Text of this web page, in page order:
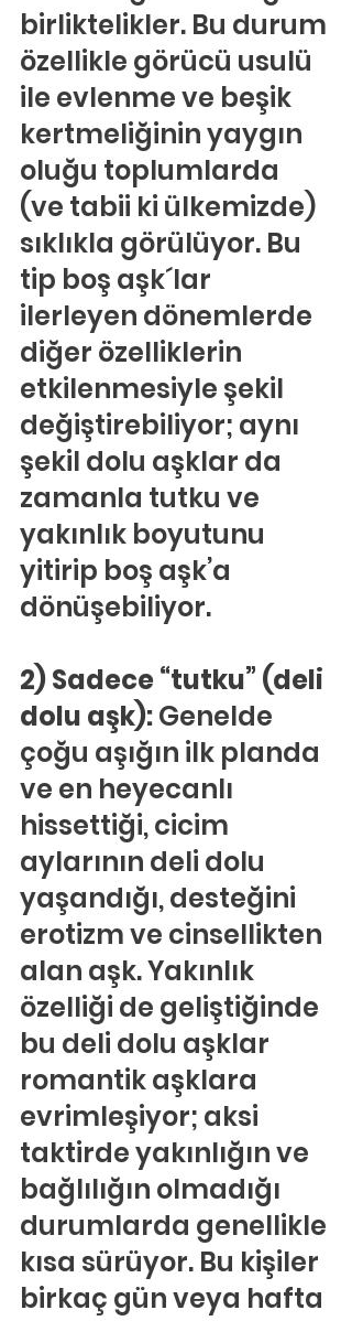
birliktelikler. Bu durum
özellikle görücü usulü
ile evlenme ve beşik
kertmeliğinin yaygın
oluğu toplumlarda
(ve tabii ki ülkemizde)
sıklıkla görülüyor. Bu
tip boş aşk´lar
ilerleyen dönemlerde
diğer özelliklerin
etkilenmesiyle şekil
değiştirebiliyor; aynı
şekil dolu aşklar da
zamanla tutku ve
yakınlık boyutunu
yitirip boş aşk’a
dönüşebiliyor.
2) Sadece “tutku” (deli
dolu aşk): Genelde
çoğu aşığın ilk planda
ve en heyecanlı
hissettiği, cicim
aylarının deli dolu
yaşandığı, desteğini
erotizm ve cinsellikten
alan aşk. Yakınlık
özelliği de geliştiğinde
bu deli dolu aşklar
romantik aşklara
evrimleşiyor; aksi
taktirde yakınlığın ve
bağlılığın olmadığı
durumlarda genellikle
kısa sürüyor. Bu kişiler
birkaç gün veya hafta